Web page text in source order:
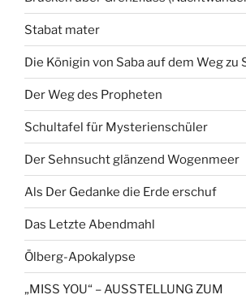
Stabat mater
Die Königin von Saba auf dem Weg zu
Der Weg des Propheten
Schultafel für Mysterienschüler
Der Sehnsucht glänzend Wogenmeer
Als Der Gedanke die Erde erschuf
Das Letzte Abendmahl
Ölberg-Apokalypse
„MISS YOU“ – AUSSTELLUNG ZUM